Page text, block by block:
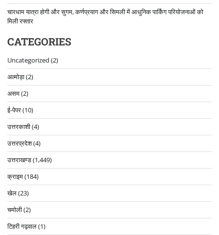
चारधाम यात्रा होगी और सुगम, कर्णप्रयाग और सिमली में आधुनिक पार्किंग परियोजनाओं को
मिली रफ्तार
CATEGORIES
Uncategorized (2)
अल्मोड़ा(2)
असम(2)
ई-पेपर(10)
उत्तरकाशी(4)
उत्तरप्रदेश(4)
उत्तराखण्ड(1,449)
क्राइम(184)
खेल(23)
चमोली(2)
टिहरी गढ़वाल(1)